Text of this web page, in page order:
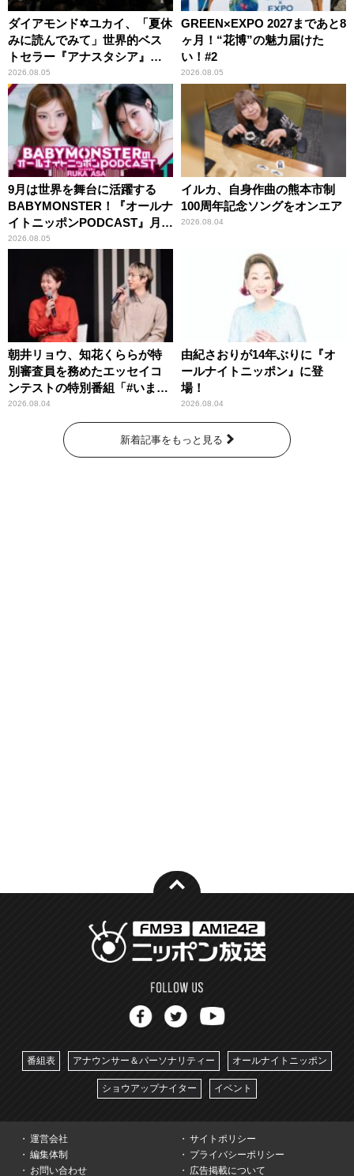
ダイアモンド✡ユカイ、「夏休
みに読んでみて」世界的ベス
トセラー『アナスタシア』を
紹介
2026.08.05
GREEN×EXPO 2027まであと8
ヶ月！“花博”の魅力届けた
い！#2
2026.08.05
9月は世界を舞台に活躍する
BABYMONSTER！『オールナ
イトニッポンPODCAST』月替
わりパーソナリティ
2026.08.05
イルカ、自身作曲の熊本市制
100周年記念ソングをオンエア
2026.08.04
朝井リョウ、知花くららが特
別審査員を務めたエッセイコ
ンテストの特別番組「#いまあ
なたに伝えたいこと」
2026.08.04
由紀さおりが14年ぶりに『オ
ールナイトニッポン』に登
場！
2026.08.04
新着記事をもっと見る
番組表 アナウンサー＆パーソナリティー オールナイトニッポン
ショウアップナイター イベント
運営会社
サイトポリシー
編集体制
プライバシーポリシー
お問い合わせ
広告掲載について